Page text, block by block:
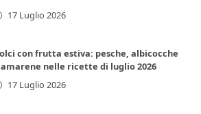
17 Luglio 2026
con frutta estiva: pesche, albicocche
nelle ricette di luglio 2026
17 Luglio 2026